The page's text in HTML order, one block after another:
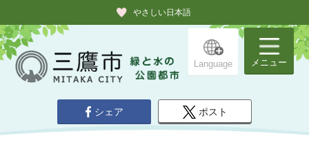
やさしい日本語
Language メニュー
シェア ポスト